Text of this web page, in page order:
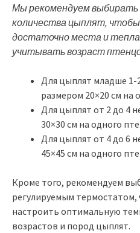
Мы рекомендуем выбирать
количества цыплят,
достаточно места и
учитывать возраст
Для цыплят младше 1-
размером 20×20 см на
Для цыплят от 2 до 4
30×30 см на одного
Для цыплят от 4 до 6
45×45 см на одного
Кроме того, рекомендуем
регулируемым
настроить оптимальную
возрастов и пород цыплят.